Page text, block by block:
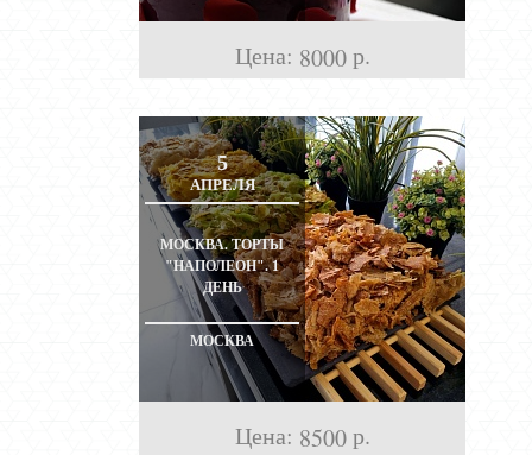
Цена: 8000 р.
5
АПРЕЛЯ
МОСКВА. ТОРТЫ
"НАПОЛЕОН". 1
ДЕНЬ
МОСКВА
Цена: 8500 р.